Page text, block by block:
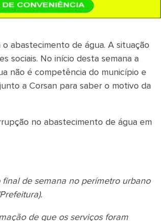
abastecimento de água. A situação
sociais. No início desta semana a
não é competência do município e
a Corsan para saber o motivo da
no abastecimento de água em
de semana no perímetro urbano
de que os serviços foram